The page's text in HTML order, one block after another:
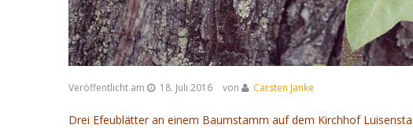
Veröffentlicht am 18. Juli 2016 von Carsten Janke
Drei Efeublätter an einem Baumstamm auf dem Kirchhof